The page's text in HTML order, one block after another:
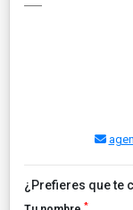
¿Prefieres que te
*